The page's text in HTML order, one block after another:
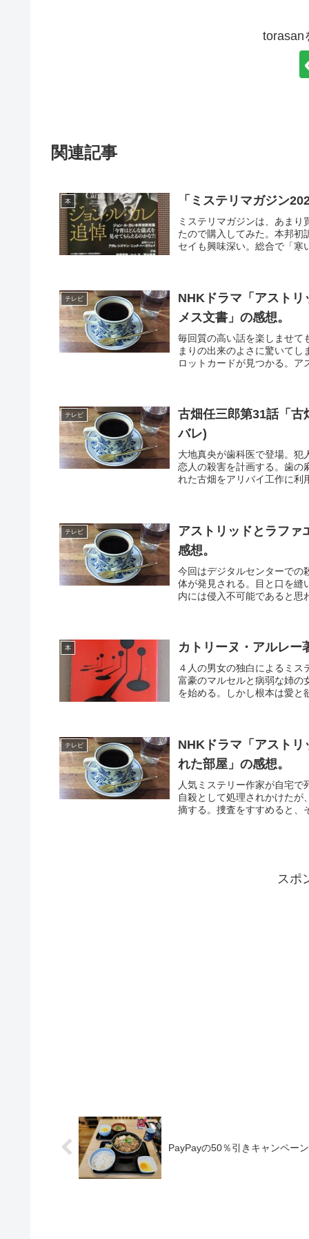
torasan
関連記事
本
ミステリマガジンは、あま
たので購入してみた。本邦初
セイも興味深い。総合で「寒
テレビ
NHKドラマ「アスト
メス文書」の感想。
毎回質の高い話を楽しませて
まりの出来のよさに驚いて
ロットカードが見つかる。
テレビ
古畑任三郎第31話「古
バレ)
大地真央が歯科医で登場。犯
恋人の殺害を計画する。歯の
れた古畑をアリバイ工作に利
テレビ
アストリッドとラファ
感想。
今回はデジタルセンターでの
体が発見される。目と口を縫
内には侵入不可能であると思
本 カトリーヌ・アルレー
４人の男女の独白によるミ
富豪のマルセルと病弱な姉の
を始める。しかし根本は愛と
テレビ
NHKドラマ「アスト
れた部屋」の感想。
人気ミステリー作家が自宅
自殺として処理されかけた
摘する。捜査をすすめると、
スポ
PayPayの50％引きキャンペー